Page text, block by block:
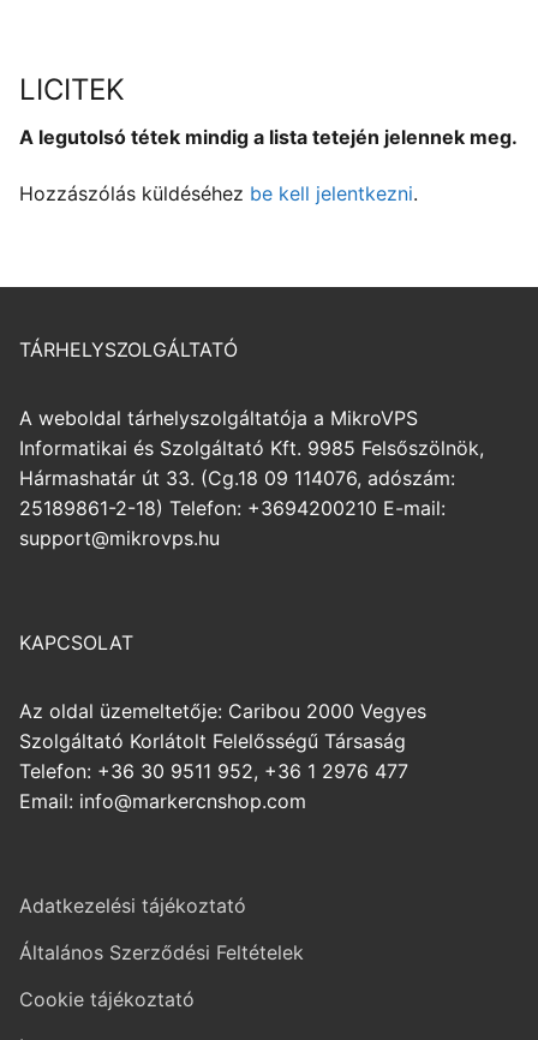
LICITEK
A legutolsó tétek mindig a lista tetején jelennek meg.
Hozzászólás küldéséhez be kell jelentkezni.
TÁRHELYSZOLGÁLTATÓ
A weboldal tárhelyszolgáltatója a MikroVPS
Informatikai és Szolgáltató Kft. 9985 Felsőszölnök,
Hármashatár út 33. (Cg.18 09 114076, adószám:
25189861-2-18) Telefon: +3694200210 E-mail:
support@mikrovps.hu
KAPCSOLAT
Az oldal üzemeltetője: Caribou 2000 Vegyes
Szolgáltató Korlátolt Felelősségű Társaság
Telefon: +36 30 9511 952, +36 1 2976 477
Email: info@markercnshop.com
Adatkezelési tájékoztató
Általános Szerződési Feltételek
Cookie tájékoztató